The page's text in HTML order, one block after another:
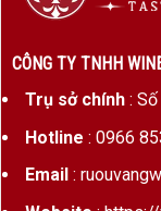
CÔNG TY TNHH
Trụ sở chính: Số
Hotline : 0966
Email :